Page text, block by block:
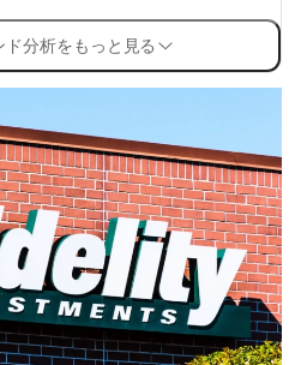
分析をもっと見る